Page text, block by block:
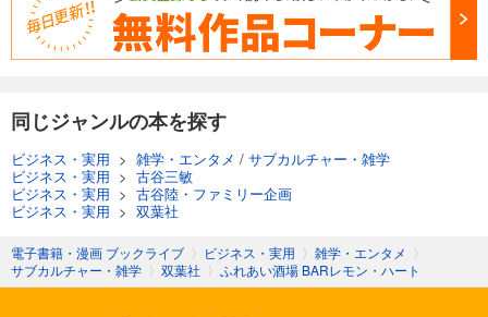
同じジャンルの本を探す
ビジネス・実用 > 雑学・エンタメ / サブカルチャー・雑学
ビジネス・実用 > 古谷三敏
ビジネス・実用 > 古谷陸・ファミリー企画
ビジネス・実用 > 双葉社
電子書籍・漫画 ブックライブ 〉 ビジネス・実用 〉 雑学・エンタメ 〉
サブカルチャー・雑学 〉 双葉社 〉 ふれあい酒場 BARレモン・ハート